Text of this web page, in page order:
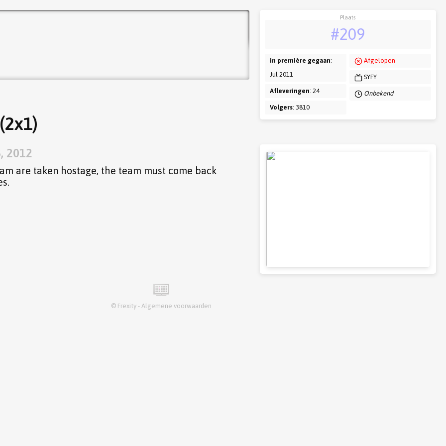
2012
are taken hostage, the team must come back
Plaats
#209
in première gegaan:
Jul 2011
Afleveringen: 24
Volgers: 3810
Afgelopen
SYFY
Onbekend
© Frexity - Algemene voorwaarden